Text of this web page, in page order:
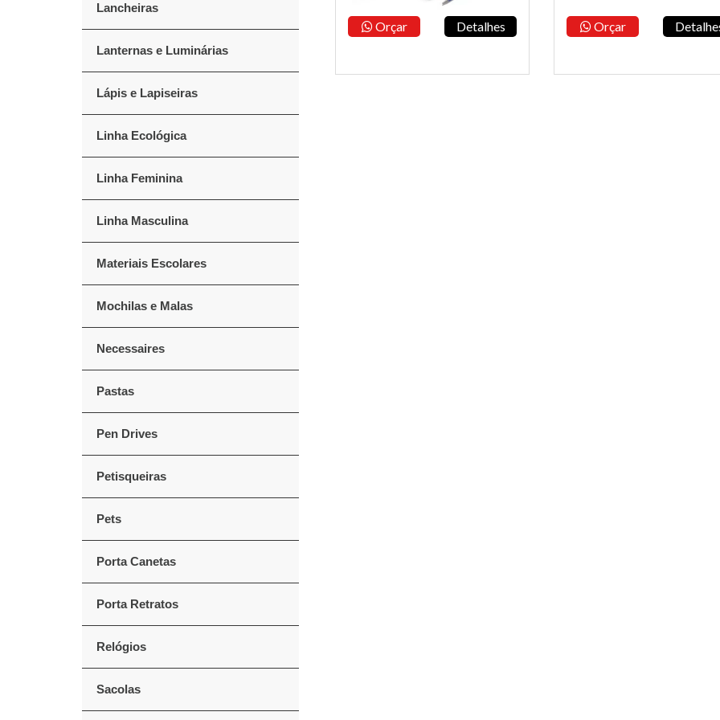
Lancheiras
Lanternas e Luminárias
Lápis e Lapiseiras
Linha Ecológica
Linha Feminina
Linha Masculina
Materiais Escolares
Mochilas e Malas
Necessaires
Pastas
Pen Drives
Petisqueiras
Pets
Porta Canetas
Porta Retratos
Relógios
Sacolas
Orçar Detalhes Orçar